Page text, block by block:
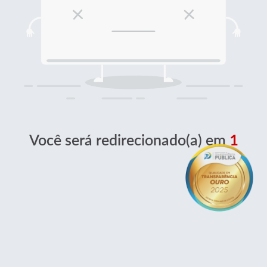
Você será redirecionado(a) em 1